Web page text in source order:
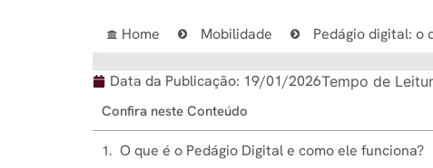
Home Mobilidade Pedágio digital: o
Data da Publicação: 19/01/2026Tempo de
Confira neste Conteúdo
O que é o Pedágio Digital e como ele funciona?